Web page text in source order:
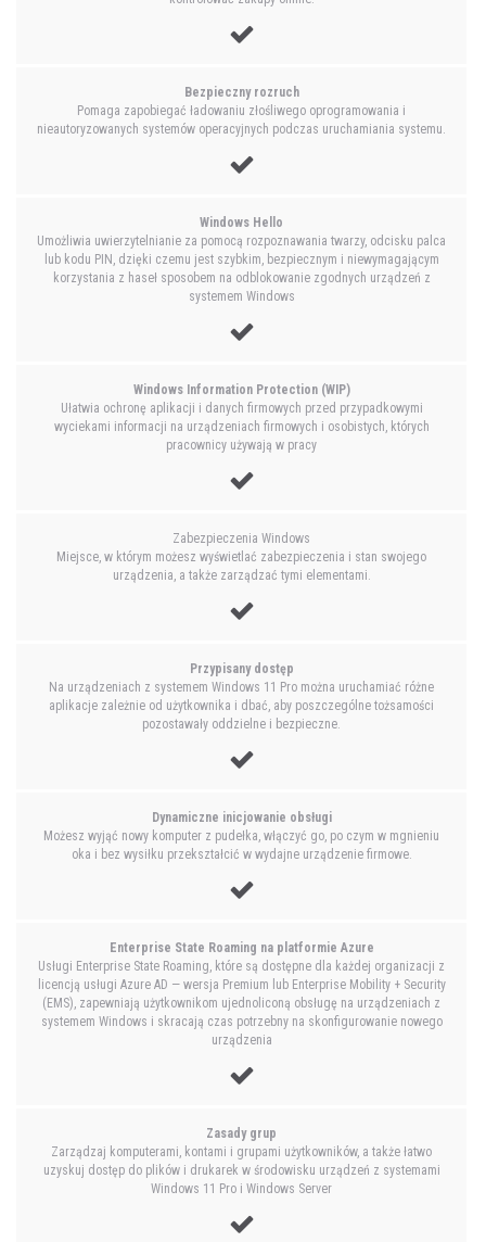
Bezpieczny rozruch
Pomaga zapobiegać ładowaniu złośliwego oprogramowania i
nieautoryzowanych systemów operacyjnych podczas uruchamiania systemu.
Windows Hello
Umożliwia uwierzytelnianie za pomocą rozpoznawania twarzy, odcisku palca
lub kodu PIN, dzięki czemu jest szybkim, bezpiecznym i niewymagającym
korzystania z haseł sposobem na odblokowanie zgodnych urządzeń z
systemem Windows
Windows Information Protection (WIP)
Ułatwia ochronę aplikacji i danych firmowych przed przypadkowymi
wyciekami informacji na urządzeniach firmowych i osobistych, których
pracownicy używają w pracy
Zabezpieczenia Windows
Miejsce, w którym możesz wyświetlać zabezpieczenia i stan swojego
urządzenia, a także zarządzać tymi elementami.
Przypisany dostęp
Na urządzeniach z systemem Windows 11 Pro można uruchamiać różne
aplikacje zależnie od użytkownika i dbać, aby poszczególne tożsamości
pozostawały oddzielne i bezpieczne.
Dynamiczne inicjowanie obsługi
Możesz wyjąć nowy komputer z pudełka, włączyć go, po czym w mgnieniu
oka i bez wysiłku przekształcić w wydajne urządzenie firmowe.
Enterprise State Roaming na platformie Azure
Usługi Enterprise State Roaming, które są dostępne dla każdej organizacji z
licencją usługi Azure AD — wersja Premium lub Enterprise Mobility + Security
(EMS), zapewniają użytkownikom ujednoliconą obsługę na urządzeniach z
systemem Windows i skracają czas potrzebny na skonfigurowanie nowego
urządzenia
Zasady grup
Zarządzaj komputerami, kontami i grupami użytkowników, a także łatwo
uzyskuj dostęp do plików i drukarek w środowisku urządzeń z systemami
Windows 11 Pro i Windows Server